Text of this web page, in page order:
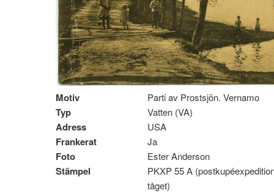
Motiv Parti av Prostsjön. Vernamo
Typ Vatten (VA)
Adress USA
Frankerat Ja
Foto Ester Anderson
Stämpel
PKXP 55 A
tåget)